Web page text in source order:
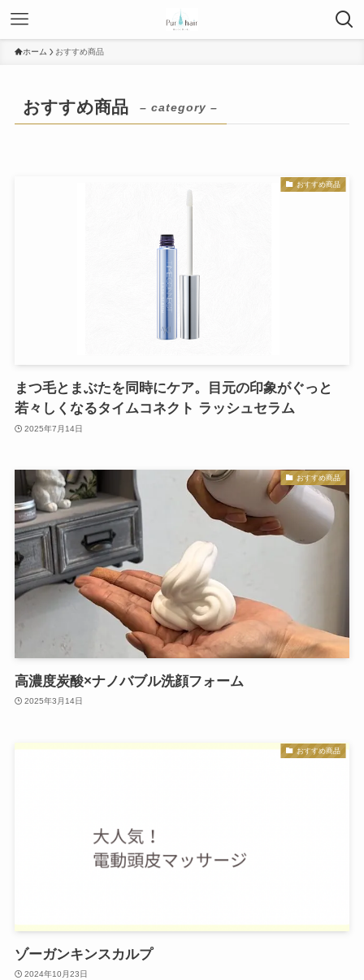
ホーム おすすめ商品
おすすめ商品 – category –
おすすめ商品
まつ毛とまぶたを同時にケア。目元の印象がぐっと
若々しくなるタイムコネクト ラッシュセラム
2025年7月14日
おすすめ商品
高濃度炭酸×ナノバブル洗顔フォーム
2025年3月14日
おすすめ商品
ゾーガンキンスカルプ
2024年10月23日